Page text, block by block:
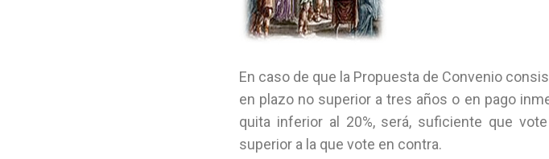
En caso de que la Propuesta de Convenio
en plazo no superior a tres años o en pago
quita inferior al 20%, será, suficiente que
superior a la que vote en contra.